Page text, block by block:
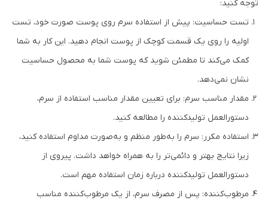
توجه کنید:
تست حساسیت: پیش از استفاده سرم روی پوست صورت خود، تست
اولیه را روی یک قسمت کوچک از پوست انجام دهید. این کار به شما
کمک می‌کند تا مطمئن شوید که پوست شما به محصول حساسیت
نشان نمی‌دهد.
مقدار مناسب سرم: برای تعیین مقدار مناسب استفاده از سرم،
دستورالعمل تولیدکننده را مطالعه کنید.
استفاده مکرر: سرم را به‌طور منظم و به‌صورت مداوم استفاده کنید،
زیرا نتایج بهتر و دائمی‌تر را به همراه خواهد داشت. پیروی از
دستورالعمل تولیدکننده درباره زمان استفاده مهم است.
مرطوب‌کننده: پس از مصرف سرم، از یک مرطوب‌کننده مناسب